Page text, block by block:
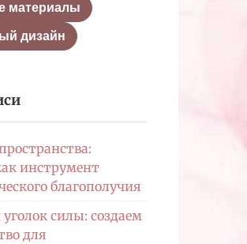
материалы
дизайн
инструмент
благополучия
силы: создаем
для